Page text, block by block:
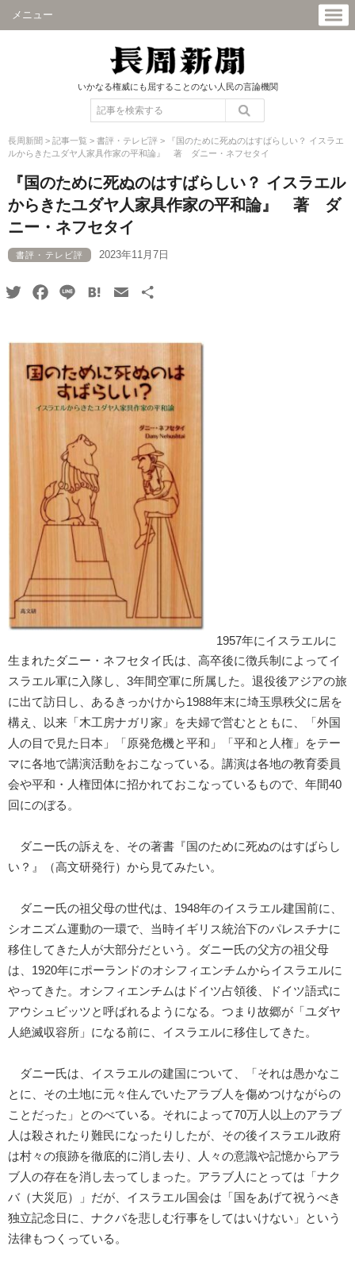
メニュー
いかなる権威にも屈することのない人民の言論機関
長周新聞 > 記事一覧 > 書評・テレビ評 >
『国のために死ぬのはすばらしい？ イスラエ
ルからきたユダヤ人家具作家の平和論』 著 ダニー・ネフセタイ
『国のために死ぬのはすばらしい？ イスラエル
からきたユダヤ人家具作家の平和論』 著 ダ
ニー・ネフセタイ
書評・テレビ評 2023年11月7日
TwitterFacebook
Line HatenaEmail
1957年にイスラエルに
生まれたダニー・ネフセタイ氏は、高卒後に徴兵制によってイ
スラエル軍に入隊し、3年間空軍に所属した。退役後アジアの旅
に出て訪日し、あるきっかけから1988年末に埼玉県秩父に居を
構え、以来「木工房ナガリ家」を夫婦で営むとともに、「外国
人の目で見た日本」「原発危機と平和」「平和と人権」をテー
マに各地で講演活動をおこなっている。講演は各地の教育委員
会や平和・人権団体に招かれておこなっているもので、年間40
回にのぼる。
ダニー氏の訴えを、その著書『国のために死ぬのはすばらし
い？』（高文研発行）から見てみたい。
ダニー氏の祖父母の世代は、1948年のイスラエル建国前に、
シオニズム運動の一環で、当時イギリス統治下のパレスチナに
移住してきた人が大部分だという。ダニー氏の父方の祖父母
は、1920年にポーランドのオシフィエンチムからイスラエルに
やってきた。オシフィエンチムはドイツ占領後、ドイツ語式に
アウシュビッツと呼ばれるようになる。つまり故郷が「ユダヤ
人絶滅収容所」になる前に、イスラエルに移住してきた。
ダニー氏は、イスラエルの建国について、「それは愚かなこ
とに、その土地に元々住んでいたアラブ人を傷めつけながらの
ことだった」とのべている。それによって70万人以上のアラブ
人は殺されたり難民になったりしたが、その後イスラエル政府
は村々の痕跡を徹底的に消し去り、人々の意識や記憶からアラ
ブ人の存在を消し去ってしまった。アラブ人にとっては「ナク
バ（大災厄）」だが、イスラエル国会は「国をあげて祝うべき
独立記念日に、ナクバを悲しむ行事をしてはいけない」という
法律もつくっている。